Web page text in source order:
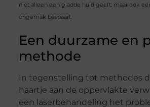
niet alleen een gladde huid geeft, maar ook
ongemak bespaart.
Een duurzame en
methode
In tegenstelling tot methodes
haartje aan de oppervlakte
een laserbehandeling het